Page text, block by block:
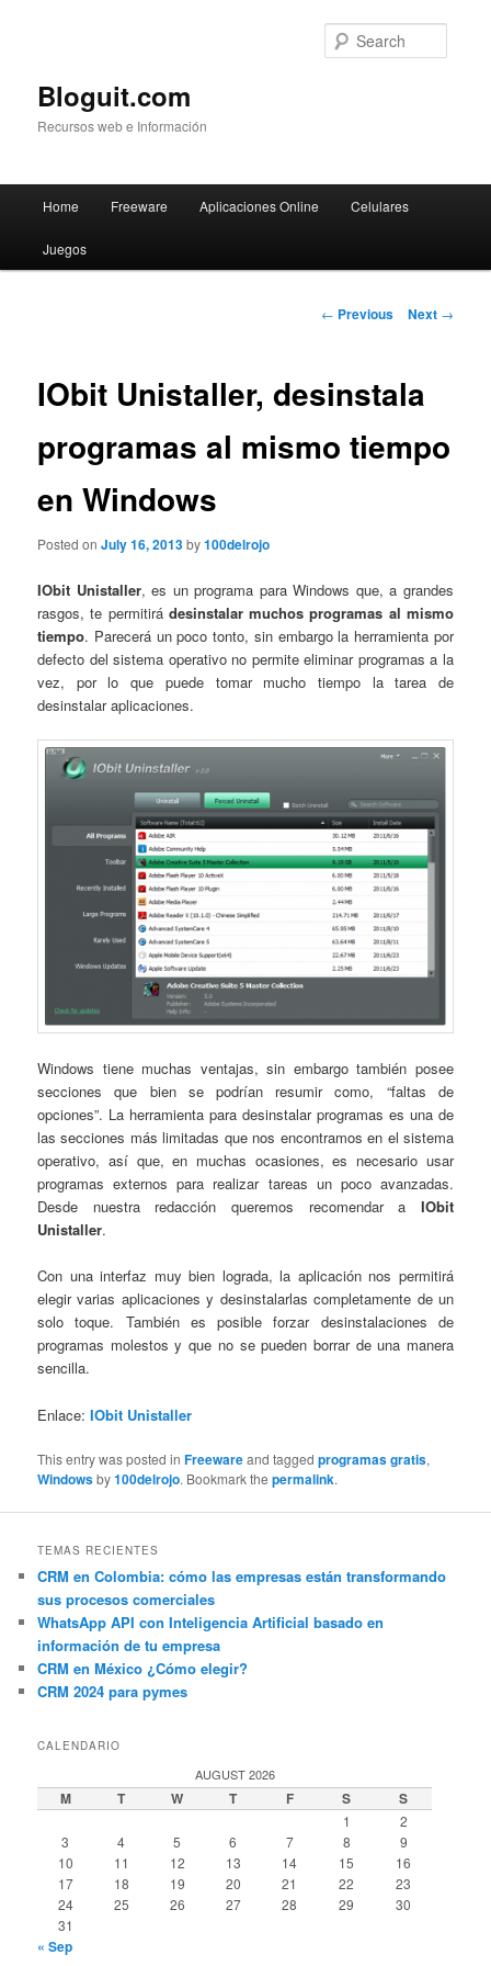
Bloguit.com
Recursos web e Información
Skip
to
Home Freeware Aplicaciones Online Celulares
Juegos
Post
← Previous Next →
IObit Unistaller, desinstala
programas al mismo tiempo
en Windows
Posted onJuly 16, 2013by100delrojo
IObit Unistaller, es un programa para Windows que, a grandes
rasgos, te permitirá desinstalar muchos programas al mismo
tiempo. Parecerá un poco tonto, sin embargo la herramienta por
defecto del sistema operativo no permite eliminar programas a la
vez, por lo que puede tomar mucho tiempo la tarea de
desinstalar aplicaciones.
Windows tiene muchas ventajas, sin embargo también posee
secciones que bien se podrían resumir como, “faltas de
opciones”. La herramienta para desinstalar programas es una de
las secciones más limitadas que nos encontramos en el sistema
operativo, así que, en muchas ocasiones, es necesario usar
programas externos para realizar tareas un poco avanzadas.
Desde nuestra redacción queremos recomendar a IObit
Unistaller.
Con una interfaz muy bien lograda, la aplicación nos permitirá
elegir varias aplicaciones y desinstalarlas completamente de un
solo toque. También es posible forzar desinstalaciones de
programas molestos y que no se pueden borrar de una manera
sencilla.
Enlace:IObit Unistaller
This entry was posted inFreewareand taggedprogramas gratis,
Windowsby100delrojo. Bookmark thepermalink.
TEMAS RECIENTES
CRM en Colombia: cómo las empresas están transformando
sus procesos comerciales
WhatsApp API con Inteligencia Artificial basado en
información de tu empresa
CRM en México ¿Cómo elegir?
CRM 2024 para pymes
CALENDARIO
AUGUST 2026
M T W T F S S
1
2
3
4 5 6 7 8
9
10
11 12 13 14 15
16
17
18 19 20 21 22
23
24
25 26 27 28 29
30
31
« Sep